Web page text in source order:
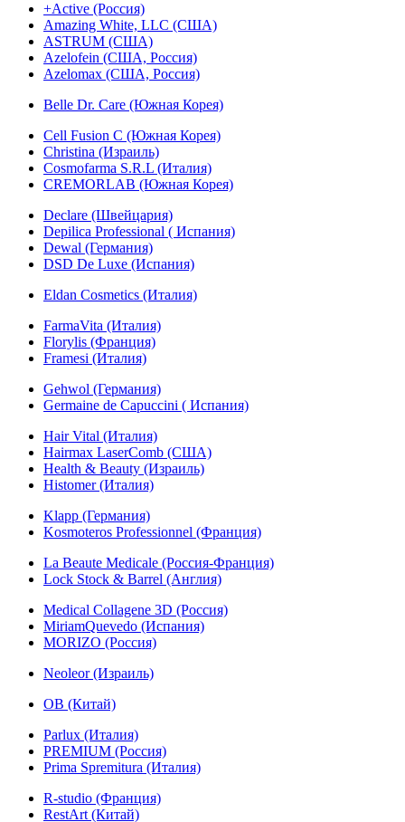
+Active (Россия)
Amazing White, LLC (США)
ASTRUM (США)
Azelofein (США, Россия)
Azelomax (США, Россия)
Belle Dr. Care (Южная Корея)
Cell Fusion C (Южная Корея)
Christina (Израиль)
Cosmofarma S.R.L (Италия)
CREMORLAB (Южная Корея)
Declare (Швейцария)
Depilica Professional ( Испания)
Dewal (Германия)
DSD De Luxe (Испания)
Eldan Cosmetics (Италия)
FarmaVita (Италия)
Florylis (Франция)
Framesi (Италия)
Gehwol (Германия)
Germaine de Capuccini ( Испания)
Hair Vital (Италия)
Hairmax LaserComb (США)
Health & Beauty (Израиль)
Histomer (Италия)
Klapp (Германия)
Kosmoteros Professionnel (Франция)
La Beaute Medicale (Россия-Франция)
Lock Stock & Barrel (Англия)
Medical Collagene 3D (Россия)
MiriamQuevedo (Испания)
MORIZO (Россия)
Neoleor (Израиль)
OB (Китай)
Parlux (Италия)
PREMIUM (Россия)
Prima Spremitura (Италия)
R-studio (Франция)
RestArt (Китай)